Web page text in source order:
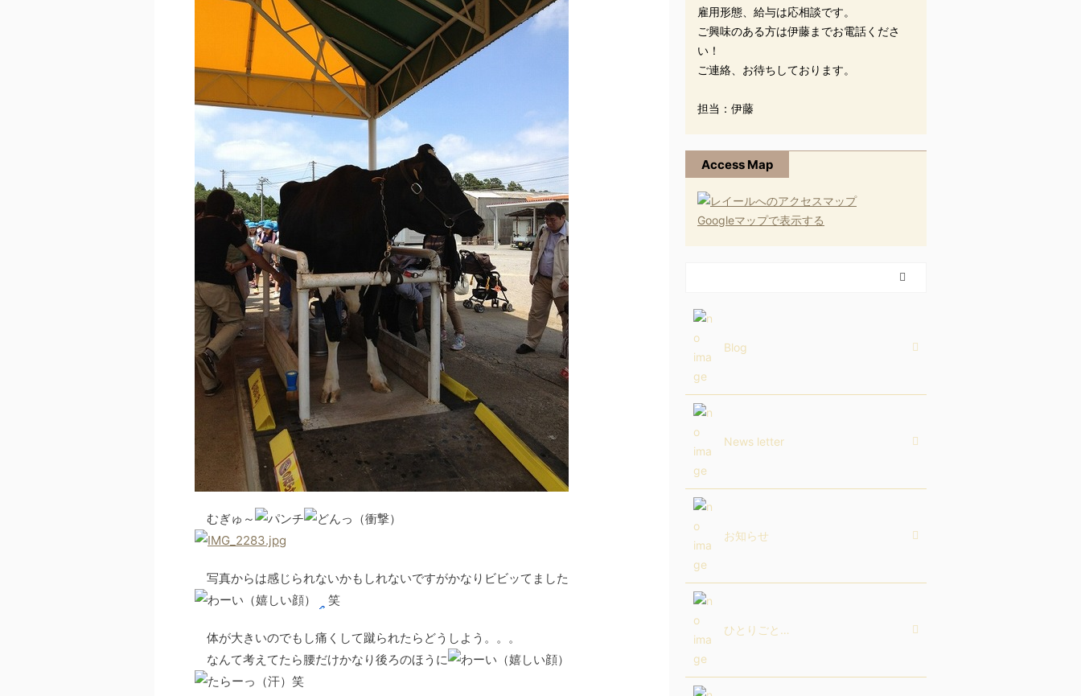
むぎゅ～
写真からは感じられないかもしれないですがかなりビビッてました
笑
体が大きいのでもし痛くして蹴られたらどうしよう。。。
なんて考えてたら腰だけかなり後ろのほうに
笑
雇用形態、給与は応相談です。
ご興味のある方は伊藤までお電話くださ
い！
ご連絡、お待ちしております。
担当：伊藤
Access Map
Googleマップで表示する
Blog
News letter
お知らせ
ひとりごと…